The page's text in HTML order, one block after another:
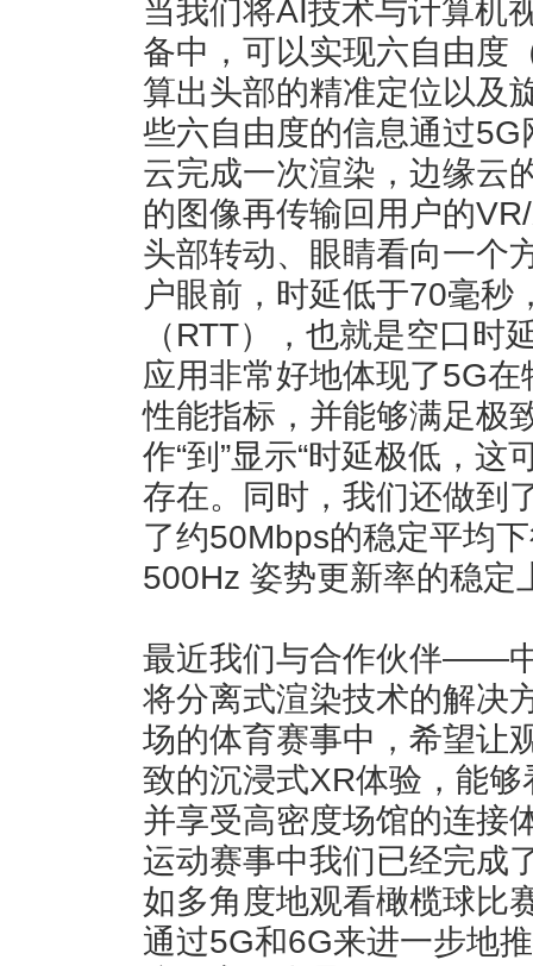
当我们将AI技术与计算机
备中，可以实现六自由度
算出头部的精准定位以及
些六自由度的信息通过
云完成一次渲染，边缘云
的图像再传输回用户的
头部转动、眼睛看向一个
户眼前，时延低于70毫秒
（RTT），也就是空口时
应用非常好地体现了5G
性能指标，并能够满足极
作“到”显示“时延极低，
存在。同时，我们还做到
了约50Mbps的稳定平均
500Hz 姿势更新率的稳定
最近我们与合作伙伴——
将分离式渲染技术的解决
场的体育赛事中，希望让
致的沉浸式XR体验，能
并享受高密度场馆的连接
运动赛事中我们已经完成
如多角度地观看橄榄球比
通过5G和6G来进一步地